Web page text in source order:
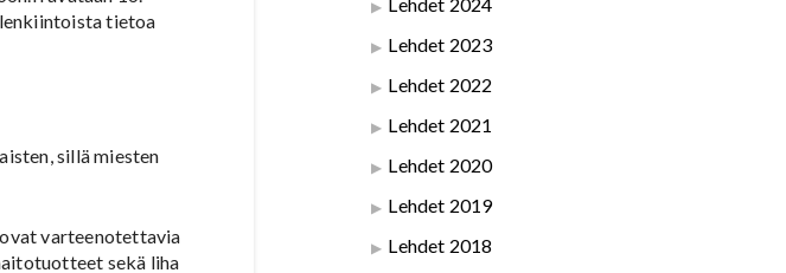
tietoa
sillä miesten
varteenotettavia
sekä liha
Lehdet 2023
Lehdet 2022
Lehdet 2021
Lehdet 2020
Lehdet 2019
Lehdet 2018